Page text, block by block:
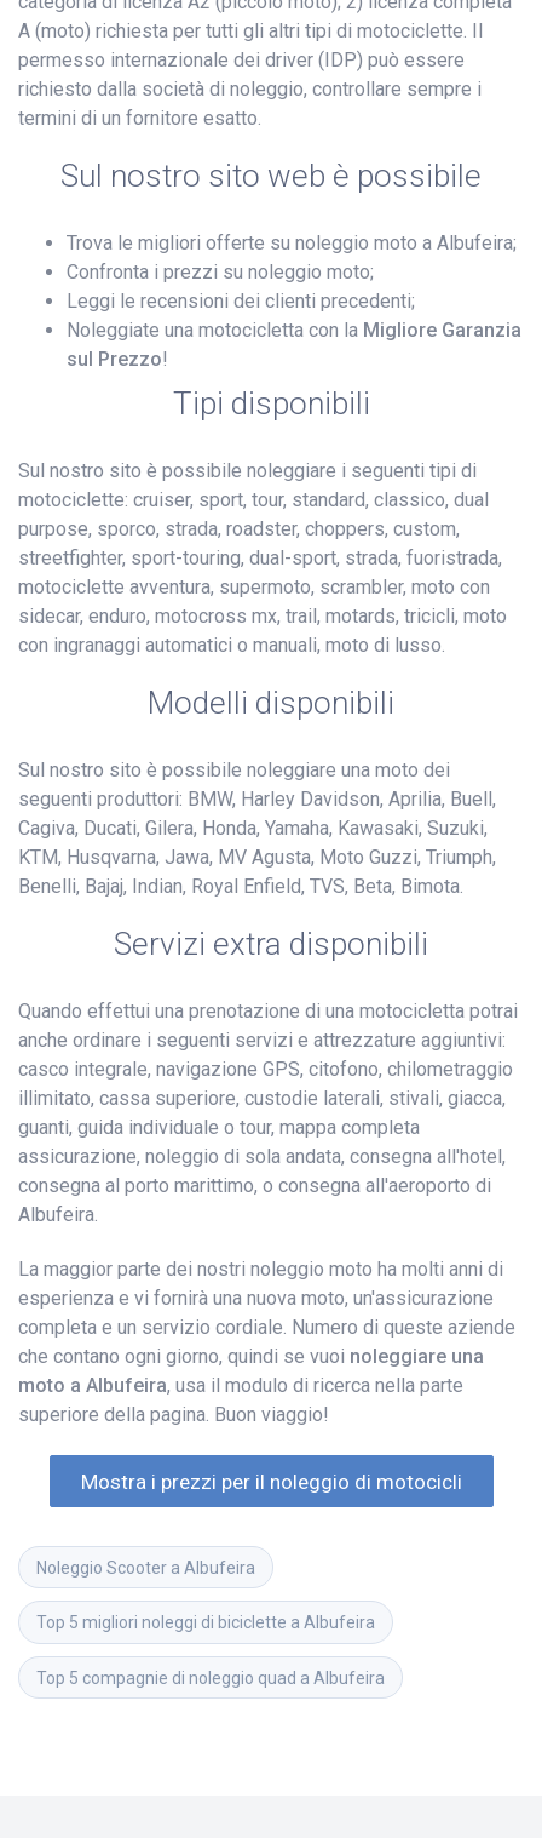
A (moto) richiesta per tutti gli altri tipi di motociclette. Il
permesso internazionale dei driver (IDP) può essere
richiesto dalla società di noleggio, controllare sempre i
termini di un fornitore esatto.
Sul nostro sito web è possibile
Trova le migliori offerte su noleggio moto a Albufeira;
Confronta i prezzi su noleggio moto;
Leggi le recensioni dei clienti precedenti;
Noleggiate una motocicletta con la Migliore Garanzia
sul Prezzo!
Tipi disponibili
Sul nostro sito è possibile noleggiare i seguenti tipi di
motociclette: cruiser, sport, tour, standard, classico, dual
purpose, sporco, strada, roadster, choppers, custom,
streetfighter, sport-touring, dual-sport, strada, fuoristrada,
motociclette avventura, supermoto, scrambler, moto con
sidecar, enduro, motocross mx, trail, motards, tricicli, moto
con ingranaggi automatici o manuali, moto di lusso.
Modelli disponibili
Sul nostro sito è possibile noleggiare una moto dei
seguenti produttori: BMW, Harley Davidson, Aprilia, Buell,
Cagiva, Ducati, Gilera, Honda, Yamaha, Kawasaki, Suzuki,
KTM, Husqvarna, Jawa, MV Agusta, Moto Guzzi, Triumph,
Benelli, Bajaj, Indian, Royal Enfield, TVS, Beta, Bimota.
Servizi extra disponibili
Quando effettui una prenotazione di una motocicletta potrai
anche ordinare i seguenti servizi e attrezzature aggiuntivi:
casco integrale, navigazione GPS, citofono, chilometraggio
illimitato, cassa superiore, custodie laterali, stivali, giacca,
guanti, guida individuale o tour, mappa completa
assicurazione, noleggio di sola andata, consegna all'hotel,
consegna al porto marittimo, o consegna all'aeroporto di
Albufeira.
La maggior parte dei nostri noleggio moto ha molti anni di
esperienza e vi fornirà una nuova moto, un'assicurazione
completa e un servizio cordiale. Numero di queste aziende
che contano ogni giorno, quindi se vuoi noleggiare una
moto a Albufeira, usa il modulo di ricerca nella parte
superiore della pagina. Buon viaggio!
Mostra i prezzi per il noleggio di motocicli
Noleggio Scooter a Albufeira
Top 5 migliori noleggi di biciclette a Albufeira
Top 5 compagnie di noleggio quad a Albufeira